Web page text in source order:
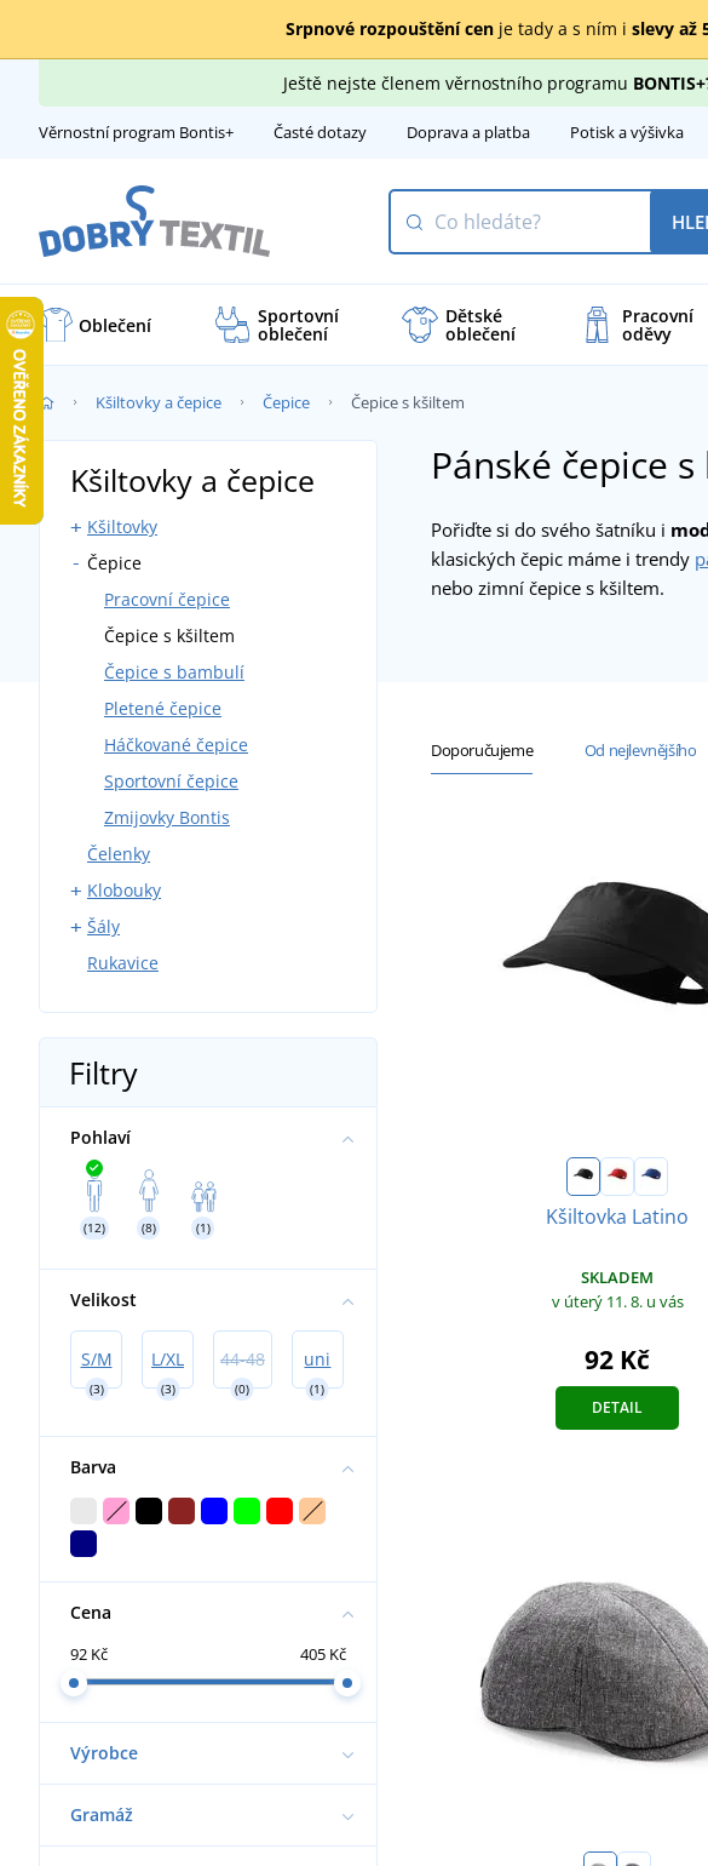
Srpnové rozpouštění cenje tady a s ním i slevy až
Ještě nejste členem věrnostního programu
Věrnostní program Bontis+ Časté dotazy Doprava a platba Potisk a výšivka
Oblečení Sportovní
oblečení
Dětské
oblečení
Pracovní
oděvy
Kšiltovky a čepice Čepice Čepice s kšiltem
Pánské čepice
Pořiďte si do svého šatníku i
klasických čepic máme i trendy
nebo zimní čepice s kšiltem.
Kšiltovky a čepice
Kšiltovky
S rovným kšiltem
Sportovní
Bez zapínání
Reklamní
Čepice
Pracovní čepice
Čepice s kšiltem
Čepice s bambulí
Pletené čepice
Háčkované čepice
Sportovní čepice
Zmijovky Bontis
Čelenky
Klobouky
Sportovní klobouky
Plážové klobouky
Šály
Pletené
Velké
Rukavice
Filtry
Pohlaví
(12) (8) (1)
Velikost
S/M
(3)
L/XL
(3)
44-48
(0)
uni
(1)
Barva
Cena
92 Kč 405 Kč
Výrobce
Gramáž
Doporučujeme Od nejlevnějšího
Kšiltovka Latino
SKLADEM
v úterý 11. 8. u vás
92 Kč
DETAIL